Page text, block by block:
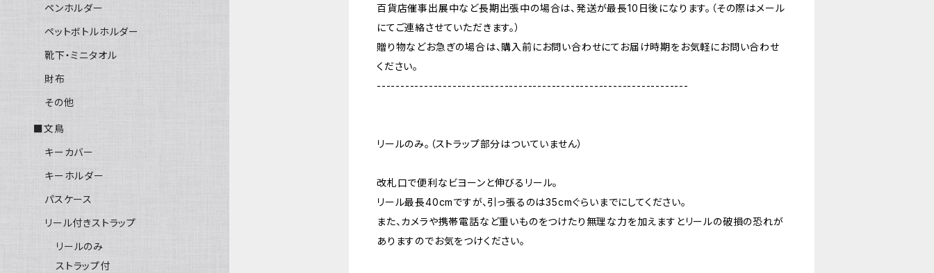
百貨店催事出展中など長期出張中の場合は、発送が最長10日後になります。（その際はメール
にてご連絡させていただきます。）
贈り物などお急ぎの場合は、購入前にお問い合わせにてお届け時期をお気軽にお問い合わせ
ください。
------------------------------------------------------------------
リールのみ。（ストラップ部分はついていません）
改札口で便利なビヨーンと伸びるリール。
リール最長40cmですが、引っ張るのは35cmぐらいまでにしてください。
また、カメラや携帯電話など重いものをつけたり無理な力を加えますとリールの破損の恐れが
ありますのでお気をつけください。
ペンホルダー
ペットボトルホルダー
靴下・ミニタオル
財布
その他
■文鳥
キーカバー
キーホルダー
パスケース
リール付きストラップ
リールのみ
ストラップ付